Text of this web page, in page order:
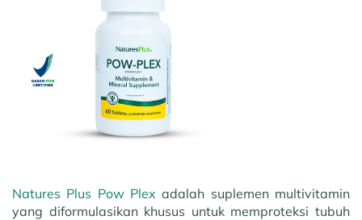
Natures Plus Pow Plex adalah suplemen multivitamin
yang diformulasikan khusus untuk memproteksi tubuh